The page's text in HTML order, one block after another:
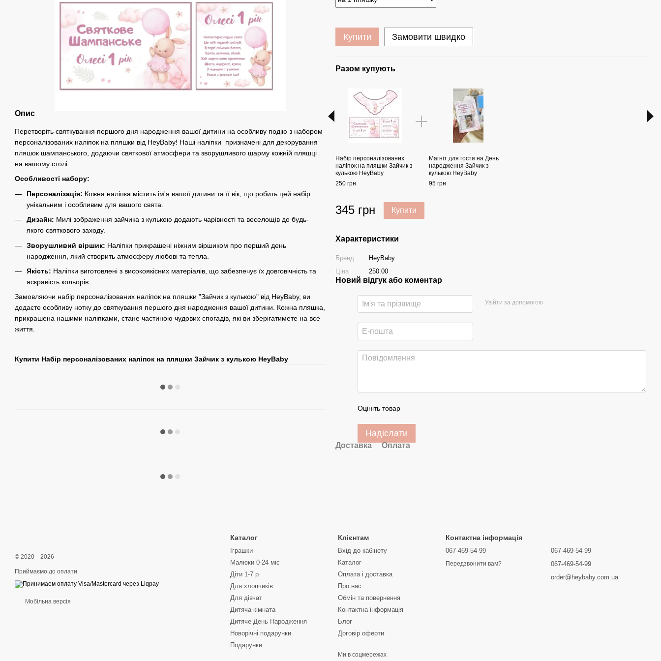
Опис
Перетворіть святкування першого дня народження вашої дитини на особливу подію з набором
персоналізованих наліпок на пляшки від HeyBaby! Наші наліпки призначені для декорування
пляшок шампанського, додаючи святкової атмосфери та зворушливого шарму кожній пляшці
на вашому столі.
Особливості набору:
Персоналізація: Кожна наліпка містить ім'я вашої дитини та її вік, що робить цей набір
унікальним і особливим для вашого свята.
Дизайн: Милі зображення зайчика з кулькою додають чарівності та веселощів до будь-
якого святкового заходу.
Зворушливий віршик: Наліпки прикрашені ніжним віршиком про перший день
народження, який створить атмосферу любові та тепла.
Якість: Наліпки виготовлені з високоякісних матеріалів, що забезпечує їх довговічність та
яскравість кольорів.
Замовляючи набір персоналізованих наліпок на пляшки "Зайчик з кулькою" від HeyBaby, ви
додаєте особливу нотку до святкування першого дня народження вашої дитини. Кожна пляшка,
прикрашена нашими наліпками, стане частиною чудових спогадів, які ви зберігатимете на все
життя.
Купити Набір персоналізованих наліпок на пляшки Зайчик з кулькою HeyBaby
Купити Замовити швидко
Разом купують
Набір персоналізованих
наліпок на пляшки Зайчик з
кулькою HeyBaby
250 грн
Магніт для гостя на День
народження Зайчик з
кулькою HeyBaby
95 грн
345 грн Купити
Характеристики
Бренд
HeyBaby
Ціна
250.00
Новий відгук або коментар
Увійти за допомогою
Оцініть товар
Надіслати
Доставка Оплата
© 2020—2026
Приймаємо до оплати
Мобільна версія
Каталог
Іграшки
Малюки 0-24 міс
Діти 1-7 р
Для хлопчиків
Для дівчат
Дитяча кімната
Дитяче День Народження
Новорічні подарунки
Подарунки
Клієнтам
Вхід до кабінету
Каталог
Оплата і доставка
Про нас
Обмін та повернення
Контактна інформація
Блог
Договір оферти
Ми в соцмережах
Контактна інформація
067-469-54-99
Передзвонити вам?
067-469-54-99
067-469-54-99
order@heybaby.com.ua